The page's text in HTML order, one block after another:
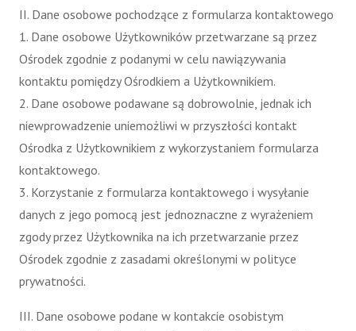
II. Dane osobowe pochodzące z formularza kontaktowego
1. Dane osobowe Użytkowników przetwarzane są przez
Ośrodek zgodnie z podanymi w celu nawiązywania
kontaktu pomiędzy Ośrodkiem a Użytkownikiem.
2. Dane osobowe podawane są dobrowolnie, jednak ich
niewprowadzenie uniemożliwi w przyszłości kontakt
Ośrodka z Użytkownikiem z wykorzystaniem formularza
kontaktowego.
3. Korzystanie z formularza kontaktowego i wysyłanie
danych z jego pomocą jest jednoznaczne z wyrażeniem
zgody przez Użytkownika na ich przetwarzanie przez
Ośrodek zgodnie z zasadami określonymi w polityce
prywatności.
III. Dane osobowe podane w kontakcie osobistym